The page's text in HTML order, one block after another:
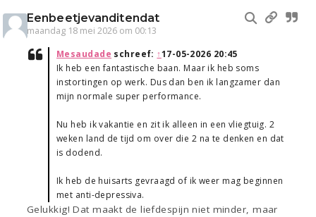
Eenbeetjevanditendat
maandag 18 mei 2026 om 00:13
Mesaudade schreef: ↑17-05-2026 20:45
Ik heb een fantastische baan. Maar ik heb soms
instortingen op werk. Dus dan ben ik langzamer dan
mijn normale super performance.
Nu heb ik vakantie en zit ik alleen in een vliegtuig. 2
weken land de tijd om over die 2 na te denken en dat
is dodend.
Ik heb de huisarts gevraagd of ik weer mag beginnen
met anti-depressiva.
Gelukkig! Dat maakt de liefdespijn niet minder, maar